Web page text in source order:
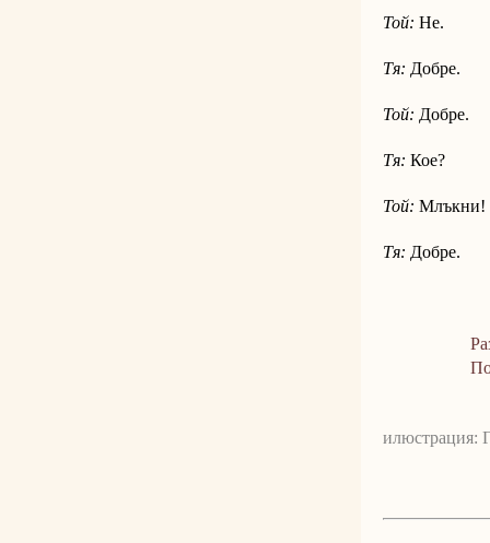
Той: Не.
Тя: Добре.
Той: Добре.
Тя: Кое?
Той: Млъкни!
Тя: Добре.
илюстрация: